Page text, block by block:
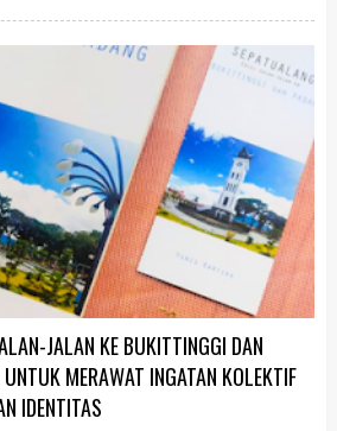
JALAN KE BUKITTINGGI DAN
MERAWAT INGATAN KOLEKTIF
IDENTITAS